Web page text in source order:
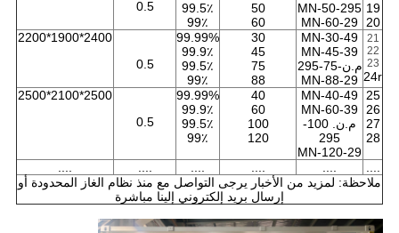
19
20
MN-50-295
MN-60-29
50
60
99.5٪
99٪
0.5
21
22
23
24r
MN-30-49
MN-45-39
م.ن-75-295
MN-88-29
30
45
75
88
99.99%
99.9٪
99.5٪
99٪
0.5
2400*1900*2200
25
26
27
28
MN-40-49
MN-60-39
م.ن. 100-
295
MN-120-29
40
60
100
120
99.99%
99.9٪
99.5٪
99٪
0.5
2500*2100*2500
....
....
....
....
....
....
ملاحظة: لمزيد من الأخبار يرجى التواصل مع منذ نظام الغاز المحدودة أو
إرسال بريد إلكتروني إلينا مباشرة